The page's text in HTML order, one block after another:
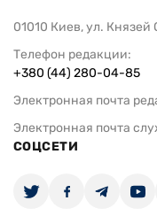
01010 Киев, ул. Князей
Телефон редакции:
+380 (44) 280-04-85
Электронная почта
Электронная почта
СОЦСЕТИ